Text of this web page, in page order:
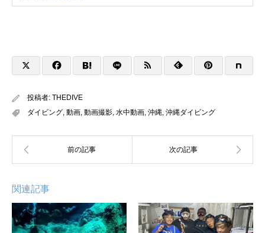
投稿者: THEDIVE
ダイビング, 動画, 動画撮影, 水中動画, 沖縄, 沖縄ダイビング
関連記事